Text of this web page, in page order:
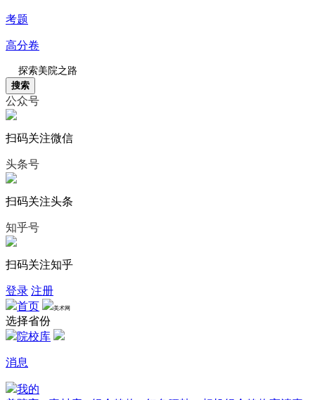
考题
高分卷
搜索
公众号
扫码关注微信
头条号
扫码关注头条
知乎号
扫码关注知乎
登录 注册
首页
美术网
选择省份
院校库
消息
我的